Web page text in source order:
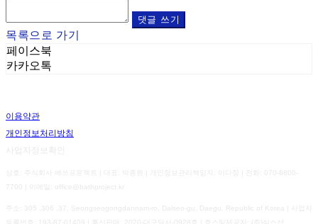
댓글 쓰기
목록으로 가기
페이스북
카카오톡
이용약관
개인정보처리방침
사업자정보확인
상호: 주식회사 배쓰프로젝트 | 대표: 박종원 | 개인정보관리책임자: 이다정 | 전화: 070-8800-
7700 | 이메일: office@bathproject.kr
주소: 305 ,306 ,37, Seongseogongdannam-ro, Dalseo-gu, Daegu, Republic of Korea | 사업자
193-87-01409 2020-대구달서-0928호 | 호스팅제공자: (주)식스샵